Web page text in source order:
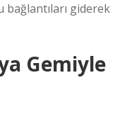
bağlantıları giderek
Gemiyle